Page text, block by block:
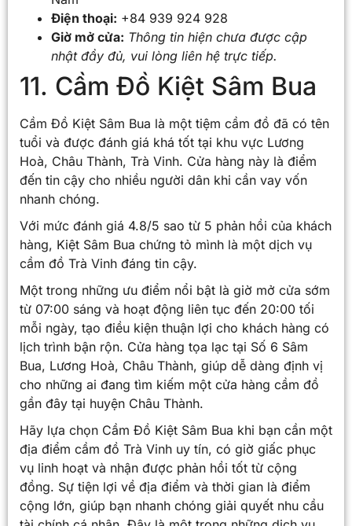
Điện thoại: +84 939 924 928
Giờ mở cửa: Thông tin hiện chưa được cập
nhật đầy đủ, vui lòng liên hệ trực tiếp.
11. Cầm Đồ Kiệt Sâm Bua
Cầm Đồ Kiệt Sâm Bua là một tiệm cầm đồ đã có tên
tuổi và được đánh giá khá tốt tại khu vực Lương
Hoà, Châu Thành, Trà Vinh. Cửa hàng này là điểm
đến tin cậy cho nhiều người dân khi cần vay vốn
nhanh chóng.
Với mức đánh giá 4.8/5 sao từ 5 phản hồi của khách
hàng, Kiệt Sâm Bua chứng tỏ mình là một dịch vụ
cầm đồ Trà Vinh đáng tin cậy.
Một trong những ưu điểm nổi bật là giờ mở cửa sớm
từ 07:00 sáng và hoạt động liên tục đến 20:00 tối
mỗi ngày, tạo điều kiện thuận lợi cho khách hàng có
lịch trình bận rộn. Cửa hàng tọa lạc tại Số 6 Sâm
Bua, Lương Hoà, Châu Thành, giúp dễ dàng định vị
cho những ai đang tìm kiếm một cửa hàng cầm đồ
gần đây tại huyện Châu Thành.
Hãy lựa chọn Cầm Đồ Kiệt Sâm Bua khi bạn cần một
địa điểm cầm đồ Trà Vinh uy tín, có giờ giấc phục
vụ linh hoạt và nhận được phản hồi tốt từ cộng
đồng. Sự tiện lợi về địa điểm và thời gian là điểm
cộng lớn, giúp bạn nhanh chóng giải quyết nhu cầu